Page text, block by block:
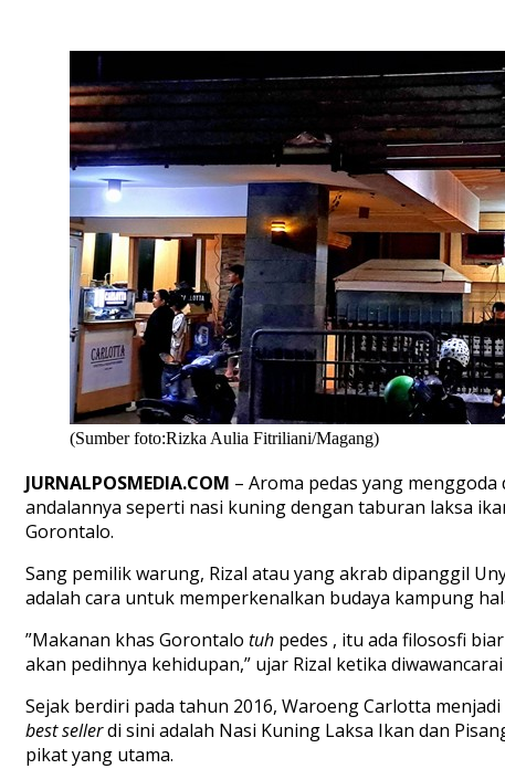
(Sumber foto:Rizka Aulia Fitriliani/Magang)
JURNALPOSMEDIA.COM – Aroma pedas yang menggoda
andalannya seperti nasi kuning dengan taburan laksa
Gorontalo.
Sang pemilik warung, Rizal atau yang akrab dipanggil
adalah cara untuk memperkenalkan budaya kampung
”Makanan khas Gorontalo tuh pedes , itu ada filososfi
akan pedihnya kehidupan,” ujar Rizal ketika
Sejak berdiri pada tahun 2016, Waroeng Carlotta
best sellerdi sini adalah Nasi Kuning Laksa Ikan dan
pikat yang utama.